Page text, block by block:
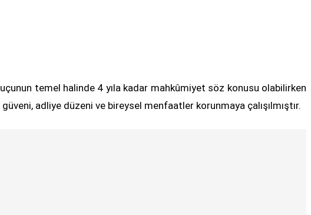
temel halinde 4 yıla kadar mahkûmiyet söz konusu olabilirken
adliye düzeni ve bireysel menfaatler korunmaya çalışılmıştır.